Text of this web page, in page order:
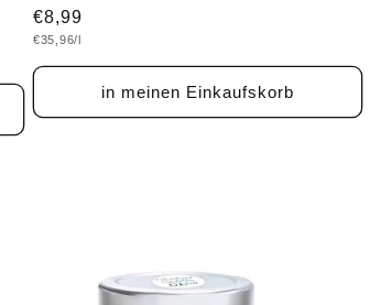
Normaler
Preis
€8,99
Grundpreis
€35,96/l
in meinen Einkaufskorb